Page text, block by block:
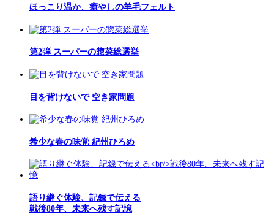
ほっこり温か、癒やしの羊毛フェルト
第2弾 スーパーの惣菜総選挙
目を背けないで 空き家問題
希少な春の味覚 紀州ひろめ
語り継ぐ体験、記録で伝える
戦後80年、未来へ残す記憶